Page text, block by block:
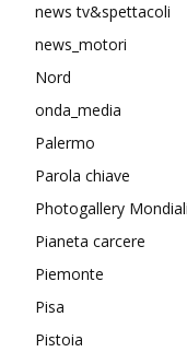
news tv&spettacoli
news_motori
Nord
onda_media
Palermo
Parola chiave
Photogallery Mondiali
Pianeta carcere
Piemonte
Pisa
Pistoia